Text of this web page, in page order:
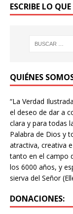
ESCRIBE LO
QUIÉNES
“La Verdad
el deseo de dar a
clara y para todas
Palabra de Dios y
atractiva, creativa
tanto en el campo
los 6000 años, y
sierva del Señor
DONACIONES: